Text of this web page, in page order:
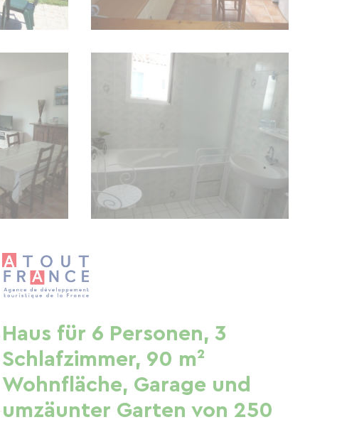
Haus für 6 Personen, 3
Schlafzimmer, 90 m²
Wohnfläche, Garage und
umzäunter Garten von 250